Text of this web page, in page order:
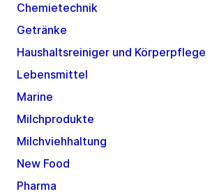
Chemietechnik
Getränke
Haushaltsreiniger und Körperpflege
Lebensmittel
Marine
Milchprodukte
Milchviehhaltung
New Food
Pharma